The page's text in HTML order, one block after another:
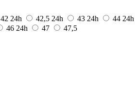
42 24h 42,5 24h 43 24h 44 24h
46 24h 47
47,5